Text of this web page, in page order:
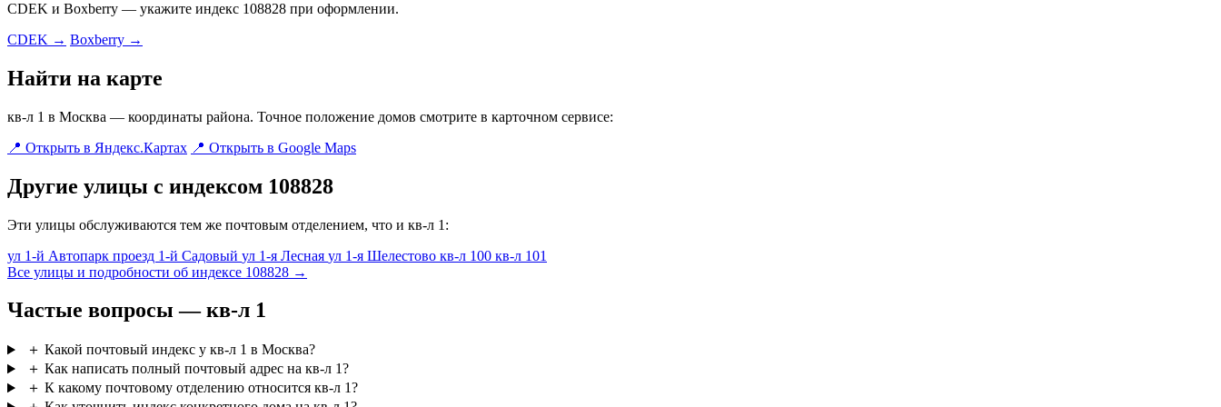
CDEK и Boxberry — укажите индекс 108828 при оформлении.
CDEK → Boxberry →
Найти на карте
кв-л 1 в Москва — координаты района. Точное положение домов смотрите в карточном сервисе:
📍 Открыть в Яндекс.Картах 📍 Открыть в Google Maps
Другие улицы с индексом 108828
Эти улицы обслуживаются тем же почтовым отделением, что и кв-л 1:
ул 1-й Автопарк проезд 1-й Садовый ул 1-я Лесная ул 1-я Шелестово кв-л 100 кв-л 101
Все улицы и подробности об индексе 108828 →
Частые вопросы — кв-л 1
＋ Какой почтовый индекс у кв-л 1 в Москва?
＋ Как написать полный почтовый адрес на кв-л 1?
＋ К какому почтовому отделению относится кв-л 1?